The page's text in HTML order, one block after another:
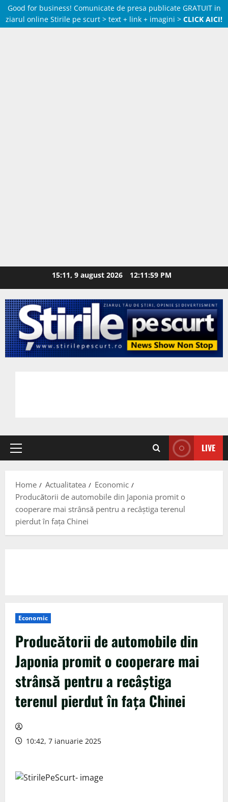
Good for business! Comunicate de presa publicate GRATUIT in
ziarul online Stirile pe scurt > text + link + imagini > CLICK AICI!
15:11, 9 august 2026 12:12:00 PM
Primary
LIVE
Home Actualitatea
Economic
Producătorii de automobile din Japonia promit o
cooperare mai strânsă pentru a recâştiga terenul
pierdut în faţa Chinei
Economic
Producătorii de automobile din
Japonia promit o cooperare mai
strânsă pentru a recâştiga
terenul pierdut în faţa Chinei
10:42, 7 ianuarie 2025